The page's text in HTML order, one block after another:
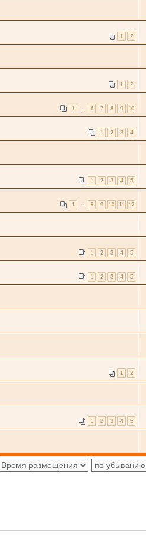
1 2
1 2
1 6 7 8 9 10
1 2 3 4
1 2 3 4 5
1 8 9 10 11 12
1 2 3 4 5
1 2 3 4 5
1 2
1 2 3 4 5